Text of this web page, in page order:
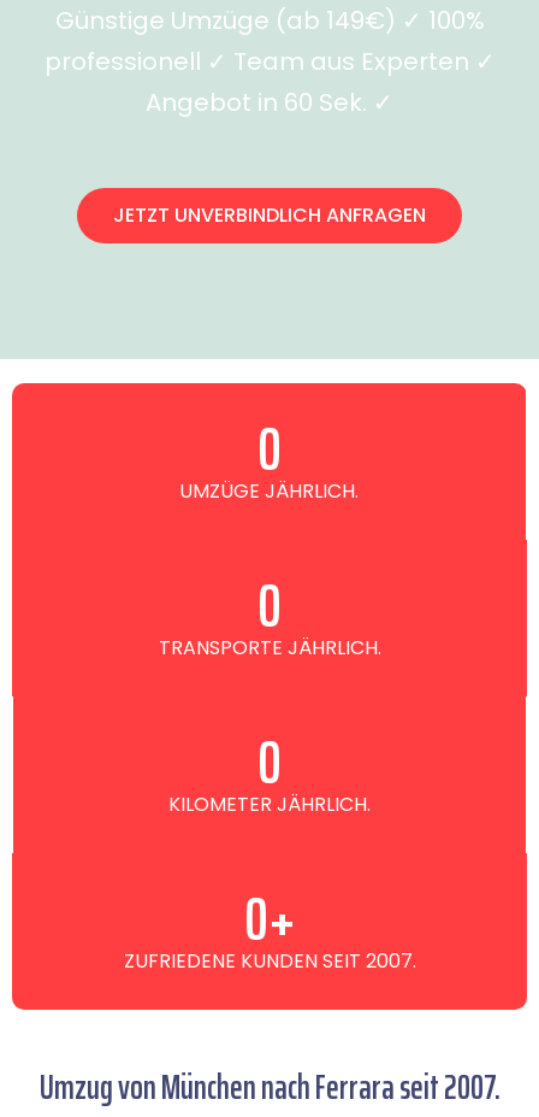
Günstige Umzüge (ab 149€) ✓ 100%
professionell ✓ Team aus Experten ✓
Angebot in 60 Sek. ✓
JETZT UNVERBINDLICH ANFRAGEN
UMZÜGE JÄHRLICH.
0
TRANSPORTE JÄHRLICH.
0
KILOMETER JÄHRLICH.
0
ZUFRIEDENE KUNDEN SEIT 2007.
0+
Umzug von München nach Ferrara seit 2007.